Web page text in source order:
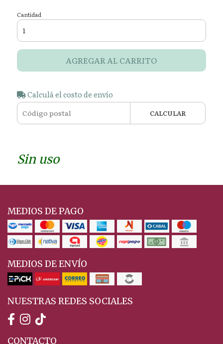
Cantidad
AGREGAR AL CARRITO
Calculá el costo de envío
CALCULAR
Sin uso
MEDIOS DE PAGO
MEDIOS DE ENVÍO
NUESTRAS REDES SOCIALES
CONTACTO